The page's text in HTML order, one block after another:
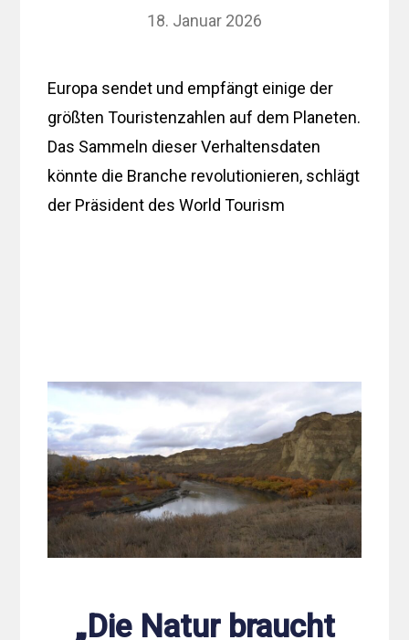
18. Januar 2026
Europa sendet und empfängt einige der
größten Touristenzahlen auf dem Planeten.
Das Sammeln dieser Verhaltensdaten
könnte die Branche revolutionieren, schlägt
der Präsident des World Tourism
„Die Natur braucht